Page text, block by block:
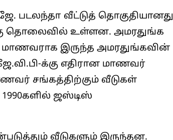
படலந்தா வீட்டுத் தொகுதியானது
தொலைவில் உள்ளன. அமரதுங்க
மாணவராக இருந்த அமரதுங்கவின்
க்கு எதிரான மாணவர்
சங்கத்திற்கும் வீடுகள்
ஜஸ்டிஸ்
வீடுகளும் இருந்தன.